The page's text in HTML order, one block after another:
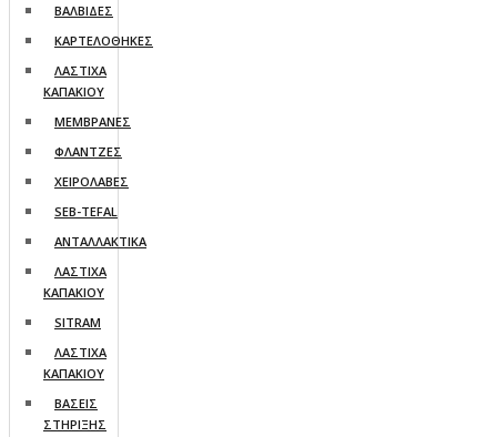
ΒΑΛΒΙΔΕΣ
ΚΑΡΤΕΛΟΘΗΚΕΣ
ΛΑΣΤΙΧΑ
ΚΑΠΑΚΙΟΥ
ΜΕΜΒΡΑΝΕΣ
ΦΛΑΝΤΖΕΣ
ΧΕΙΡΟΛΑΒΕΣ
SEB-TEFAL
ΑΝΤΑΛΛΑΚΤΙΚΑ
ΛΑΣΤΙΧΑ
ΚΑΠΑΚΙΟΥ
SITRAM
ΛΑΣΤΙΧΑ
ΚΑΠΑΚΙΟΥ
ΒΑΣΕΙΣ
ΣΤΗΡΙΞΗΣ